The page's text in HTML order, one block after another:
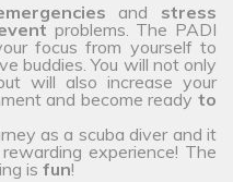
and stress
problems. The PADI
focus from yourself to
buddies. You will not only
will also increase your
and become ready to
as a scuba diver and it
experience! The
is fun!